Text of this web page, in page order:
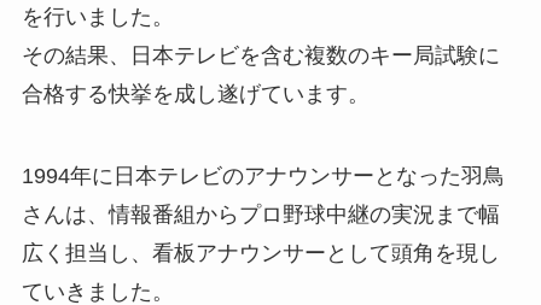
を行いました。
その結果、日本テレビを含む複数のキー局試験に
合格する快挙を成し遂げています。
1994年に日本テレビのアナウンサーとなった羽鳥
さんは、情報番組からプロ野球中継の実況まで幅
広く担当し、看板アナウンサーとして頭角を現し
ていきました。